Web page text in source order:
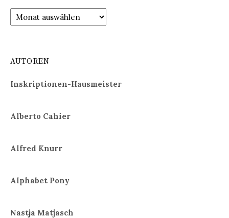
Archiv
AUTOREN
Inskriptionen-Hausmeister
Alberto Cahier
Alfred Knurr
Alphabet Pony
Nastja Matjasch